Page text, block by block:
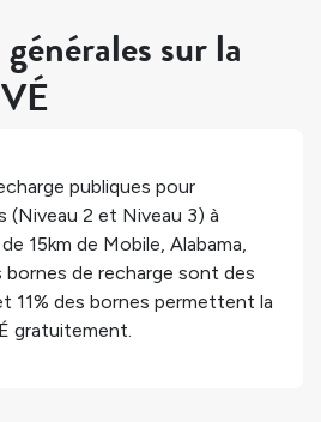
sur la
publiques pour
(Niveau 2 et Niveau 3) à
15km de Mobile, Alabama,
bornes de recharge sont des
11% des bornes permettent la
gratuitement.